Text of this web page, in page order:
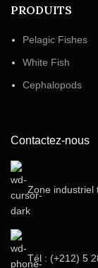
PRODUITS
Pelagic Fishes
White Fish
Cephalopods
Contactez-nous
Zone industriel
Tél : (+212) 5